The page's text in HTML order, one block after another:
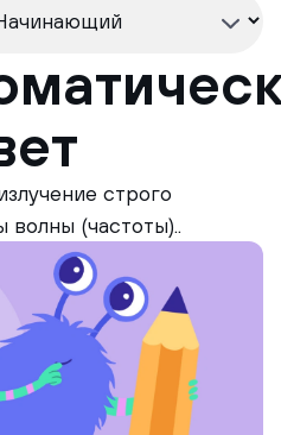
строго
волны (частоты)..